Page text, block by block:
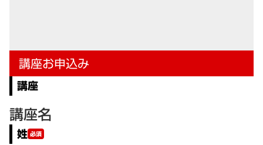
講座お申込み
講座
講座名
姓 必須